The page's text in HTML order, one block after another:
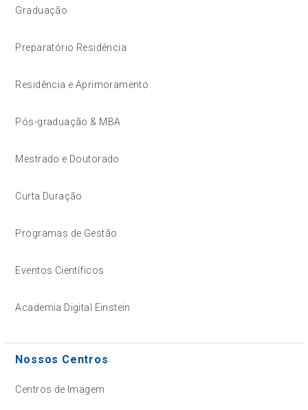
Graduação
Preparatório Residência
Residência e Aprimoramento
Pós-graduação & MBA
Mestrado e Doutorado
Curta Duração
Programas de Gestão
Eventos Científicos
Academia Digital Einstein
Nossos Centros
Centros de Imagem